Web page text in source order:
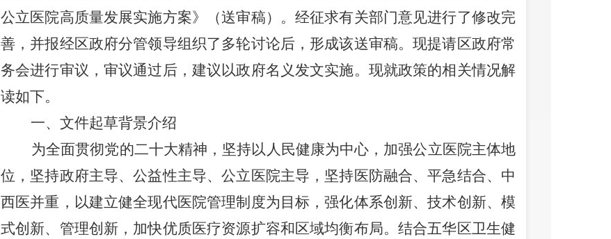
公立医院高质量发展实施方案》（送审稿）。 经征求有关部门意见进行了修改完
善，并报经区政府分管领导组织了多轮讨论后，形成该送审稿。现提请区政府常
务会进行审议，审议通过后，建议 以政府名义发文实施。 现就政策的相关情况解
读如下。
一、 文件起草背景介绍
为全面贯彻党的二十大精神 ， 坚持以人民健康为中心 ， 加强公立医院主体地
位 ， 坚持政府主导、公益性主导、公立医院主导 ， 坚持医防融合、平急结合、中
西医并重 ， 以建立健全现代医院管理制度为目标 ，强化体系创新、技术创新、模
式创新、管理创新 ， 加快优质医疗资源扩容和区域均衡布局。 结合五华区卫生健